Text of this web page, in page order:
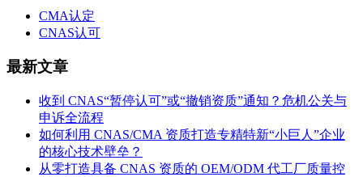
CMA认定
CNAS认可
最新文章
收到 CNAS“暂停认可”或“撤销资质”通知？危机公关与
申诉全流程
如何利用 CNAS/CMA 资质打造专精特新“小巨人”企业
的核心技术壁垒？
从零打造具备 CNAS 资质的 OEM/ODM 代工厂质量控